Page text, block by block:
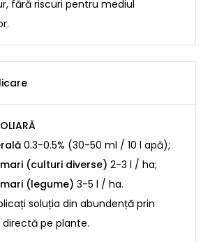
fără riscuri pentru mediul
0.3-0.5% (30-50 ml / 10 l apă);
(culturi diverse) 2-3 l / ha;
(legume) 3-5 l / ha.
soluția din abundență prin
directă pe plante.